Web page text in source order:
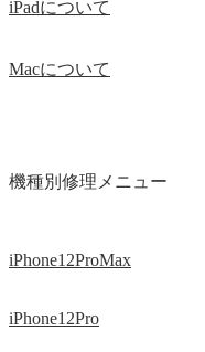
iPadについて
Macについて
機種別修理メニュー
iPhone12ProMax
iPhone12Pro